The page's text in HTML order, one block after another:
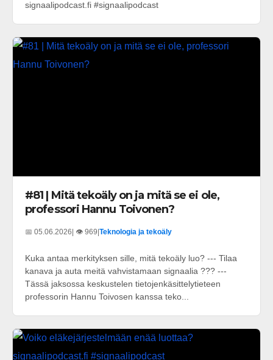
signaalipodcast.fi #signaalipodcast
#81 | Mitä tekoäly on ja mitä se ei ole,
professori Hannu Toivonen?
📅 05.06.2026 | 👁️ 969 Teknologia ja tekoäly
Kuka antaa merkityksen sille, mitä tekoäly luo? --- Tilaa
kanava ja auta meitä vahvistamaan signaalia ??? ---
Tässä jaksossa keskustelen tietojenkäsittelytieteen
professorin Hannu Toivosen kanssa teko...